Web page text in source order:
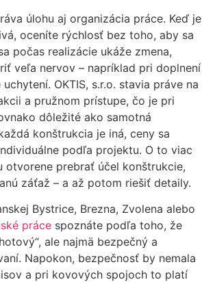
úlohu aj organizácia práce. Keď je
oceníte rýchlosť bez toho, aby sa
počas realizácie ukáže zmena,
veľa nervov – napríklad pri doplnení
OKTIS, s.r.o. stavia práve na
a pružnom prístupe, čo je pri
dôležité ako samotná
konštrukcia je iná, ceny sa
podľa projektu. O to viac
otvorene prebrať účel konštrukcie,
záťaž – a až potom riešiť detaily.
Bystrice, Brezna, Zvolena alebo
práce spoznáte podľa toho, že
ale najmä bezpečný a
Napokon, bezpečnosť by nemala
a pri kovových spojoch to platí